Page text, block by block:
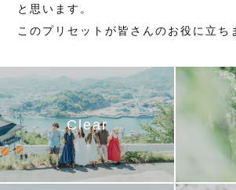
と思います。
このプリセットが皆さんのお役に立ち
Clear